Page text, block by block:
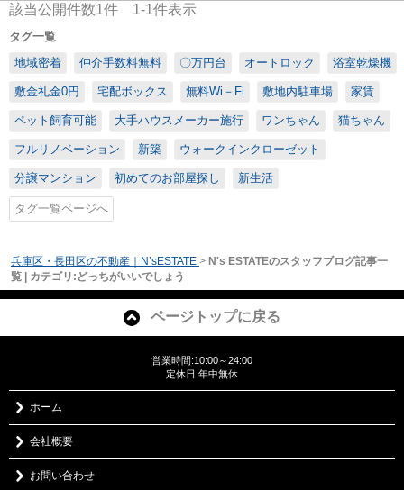
該当公開件数1件 1-1件表示
タグ一覧
地域密着
仲介手数料無料 〇万円台 オートロック 浴室乾燥機
敷金礼金0円 宅配ボックス 無料Wi－Fi 敷地内駐車場 家賃
ペット飼育可能 大手ハウスメーカー施行 ワンちゃん 猫ちゃん
フルリノベーション 新築 ウォークインクローゼット
分譲マンション 初めてのお部屋探し 新生活
タグ一覧ページへ
兵庫区・長田区の不動産｜N’sESTATE > N's ESTATEのスタッフブログ記事一
覧 | カテゴリ:どっちがいいでしょう
ページトップに戻る
営業時間:10:00～24:00
定休日:年中無休
ホーム
会社概要
お問い合わせ